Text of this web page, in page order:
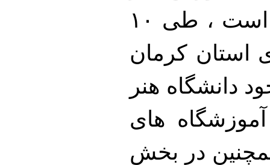
توجه به بیشتر به هنرمندان تئاتر است ، طی ۱۰
استان کرمان
دانشگاه هنر
آموزشگاه های
در بخش